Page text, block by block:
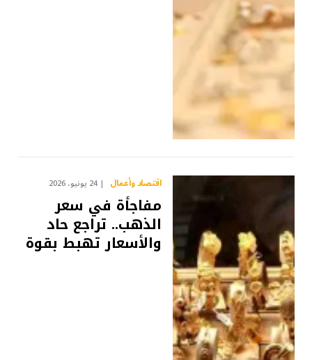
اقتصاد وأعمال 24 يونيو، 2026
مفاجأة في سعر
الذهب.. تراجع حاد
والأسعار تهبط بقوة